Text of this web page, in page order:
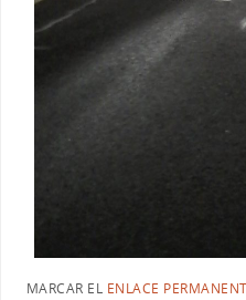
MARCAR EL ENLACE